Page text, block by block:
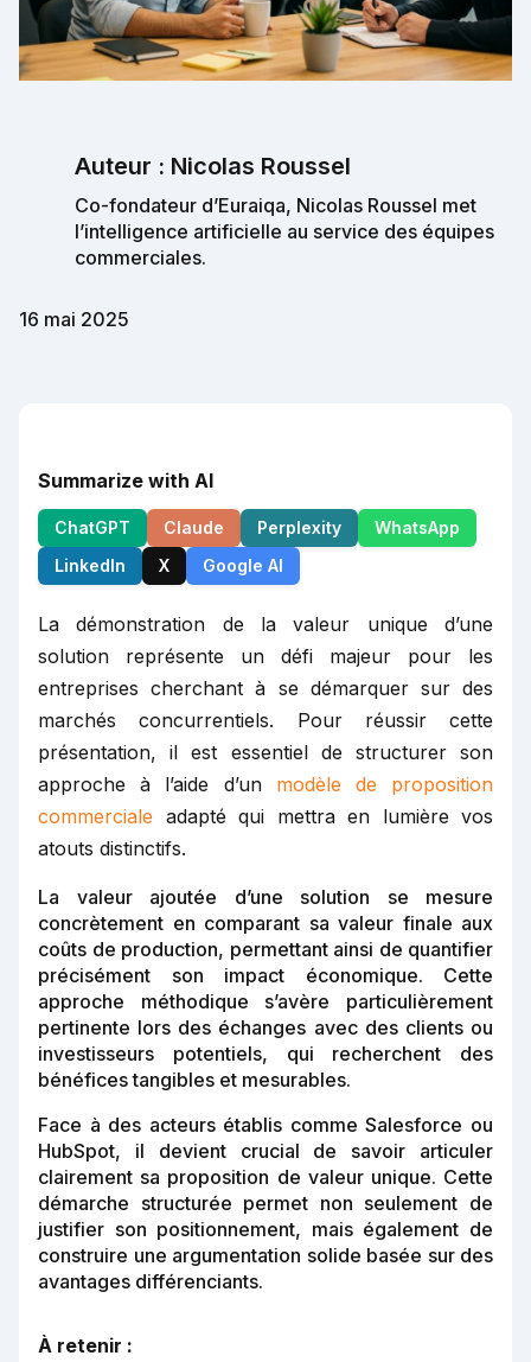
Auteur : Nicolas Roussel
Co-fondateur d’Euraiqa, Nicolas Roussel met
l’intelligence artificielle au service des équipes
commerciales.
16 mai 2025
Summarize with AI
ChatGPT Claude Perplexity
WhatsApp
LinkedIn
X Google AI
La démonstration de la valeur unique d’une
solution représente un défi majeur pour les
entreprises cherchant à se démarquer sur des
marchés concurrentiels. Pour réussir cette
présentation, il est essentiel de structurer son
approche à l’aide d’un modèle de proposition
commerciale adapté qui mettra en lumière vos
atouts distinctifs.
La valeur ajoutée d’une solution se mesure
concrètement en comparant sa valeur finale aux
coûts de production, permettant ainsi de quantifier
précisément son impact économique. Cette
approche méthodique s’avère particulièrement
pertinente lors des échanges avec des clients ou
investisseurs potentiels, qui recherchent des
bénéfices tangibles et mesurables.
Face à des acteurs établis comme Salesforce ou
HubSpot, il devient crucial de savoir articuler
clairement sa proposition de valeur unique. Cette
démarche structurée permet non seulement de
justifier son positionnement, mais également de
construire une argumentation solide basée sur des
avantages différenciants.
À retenir :